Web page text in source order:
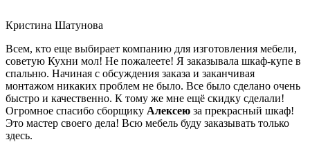
Кристина Шатунова
Всем, кто еще выбирает компанию для изготовления мебели,
советую Кухни мол! Не пожалеете! Я заказывала шкаф-купе в
спальню. Начиная с обсуждения заказа и заканчивая
монтажом никаких проблем не было. Все было сделано очень
быстро и качественно. К тому же мне ещё скидку сделали!
Огромное спасибо сборщику Алексею за прекрасный шкаф!
Это мастер своего дела! Всю мебель буду заказывать только
здесь.